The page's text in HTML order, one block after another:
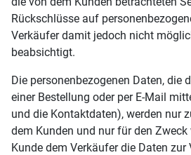
Rückschlüsse auf
Verkäufer damit jedoch nicht
beabsichtigt.
Die personenbezogenen Daten, die
einer Bestellung oder per E-Mail
und die Kontaktdaten), werden nur
dem Kunden und nur für den Zweck
Kunde dem Verkäufer die Daten